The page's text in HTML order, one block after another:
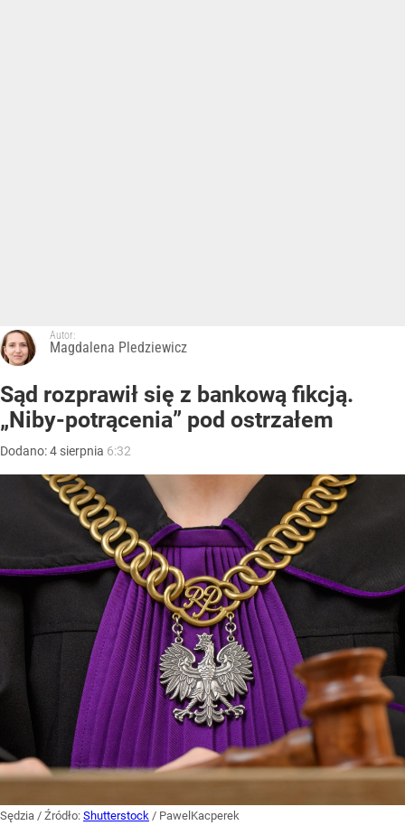
Autor:
Magdalena Pledziewicz
Sąd rozprawił się z bankową fikcją.
„Niby-potrącenia” pod ostrzałem
Dodano:4 sierpnia 6:32
Sędzia / Źródło: Shutterstock / PawelKacperek